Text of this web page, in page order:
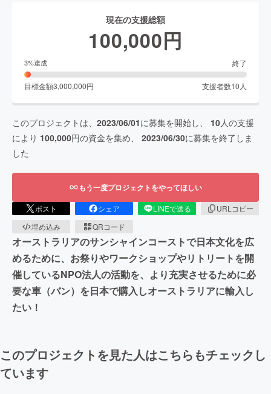
現在の支援総額
100,000円
3%達成 終了
目標金額3,000,000円 支援者数10 人
このプロジェクトは、 2023/06/01に募集を開始し、 10人の支援
により 100,000円の資金を集め、 2023/06/30に募集を終了しま
した
もう一度プロジェクトをやってほしい
ポスト シェア LINEで送る
URLコピー
埋め込み
QRコード
オーストラリアのサンシャインコーストで日本文化を広
めるために、お祭りやワークショップやリトリートを開
催しているNPO法人の活動を、より充実させるために必
要な車（バン）を日本で購入しオーストラリアに輸入し
たい！
このプロジェクトを見た人はこちらもチェックし
ています